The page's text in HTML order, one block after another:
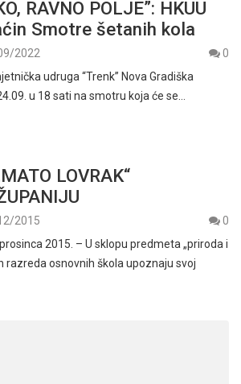
RAVNO POLJE”: HKUU
Smotre šetanih kola
2022
0
udruga “Trenk” Nova Gradiška
u 18 sati na smotru koja će se…
LOVRAK“
2015
0
prosinca 2015. – U sklopu predmeta „priroda i
razreda osnovnih škola upoznaju svoj